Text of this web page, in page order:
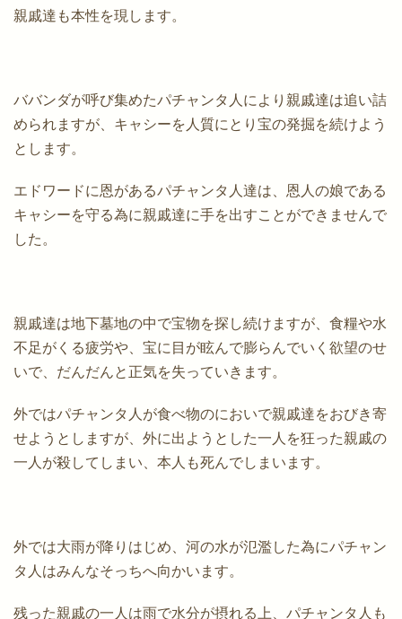
親戚達も本性を現します。
ババンダが呼び集めたパチャンタ人により親戚達は追い詰
められますが、キャシーを人質にとり宝の発掘を続けよう
とします。
エドワードに恩があるパチャンタ人達は、恩人の娘である
キャシーを守る為に親戚達に手を出すことができませんで
した。
親戚達は地下墓地の中で宝物を探し続けますが、食糧や水
不足がくる疲労や、宝に目が眩んで膨らんでいく欲望のせ
いで、だんだんと正気を失っていきます。
外ではパチャンタ人が食べ物のにおいで親戚達をおびき寄
せようとしますが、外に出ようとした一人を狂った親戚の
一人が殺してしまい、本人も死んでしまいます。
外では大雨が降りはじめ、河の水が氾濫した為にパチャン
タ人はみんなそっちへ向かいます。
残った親戚の一人は雨で水分が摂れる上、パチャンタ人も